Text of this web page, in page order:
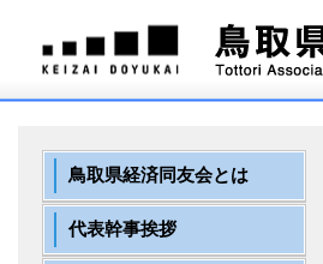
鳥取県経済同友会とは
代表幹事挨拶